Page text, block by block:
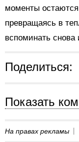
моменты
превращаясь в
вспоминать снова
Поделиться:
Показать
На правах рекламы